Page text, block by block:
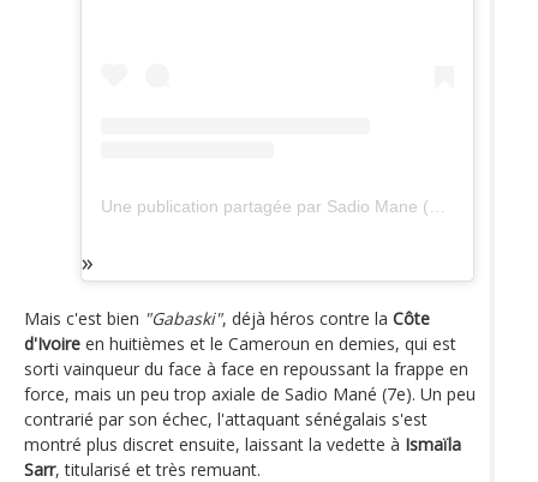
Mais c'est bien "Gabaski", déjà héros contre la Côte
d'Ivoire en huitièmes et le Cameroun en demies, qui est
sorti vainqueur du face à face en repoussant la frappe en
force, mais un peu trop axiale de Sadio Mané (7e). Un peu
contrarié par son échec, l'attaquant sénégalais s'est
montré plus discret ensuite, laissant la vedette à Ismaïla
Sarr, titularisé et très remuant.